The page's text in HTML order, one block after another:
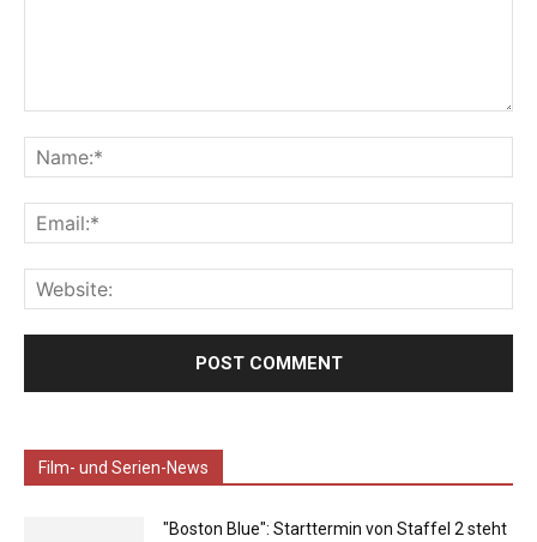
Film- und Serien-News
"Boston Blue": Starttermin von Staffel 2 steht